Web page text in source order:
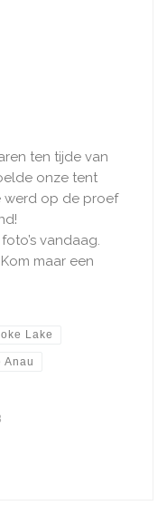
ten tijde van
onze tent
werd op de proef
vandaag.
maar een
Lake
Anau